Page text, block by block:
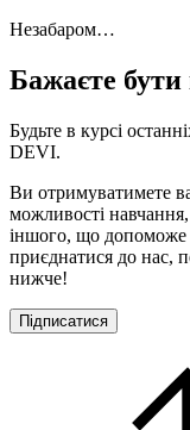
Незабаром…
Бажаєте бути
Будьте в курсі
DEVI.
Ви отримуватимете
можливості навчання,
іншого, що допоможе
приєднатися до нас,
нижче!
Підписатися